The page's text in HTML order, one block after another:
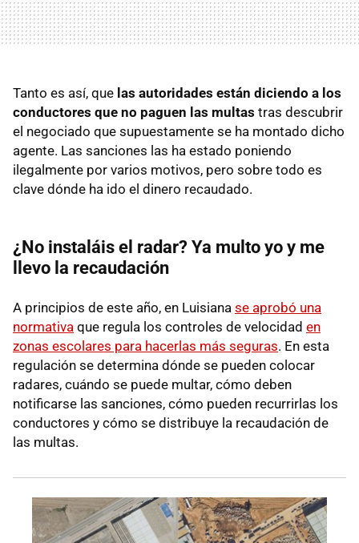
Tanto es así, que las autoridades están diciendo a los
conductores que no paguen las multas tras descubrir
el negociado que supuestamente se ha montado dicho
agente. Las sanciones las ha estado poniendo
ilegalmente por varios motivos, pero sobre todo es
clave dónde ha ido el dinero recaudado.
¿No instaláis el radar? Ya multo yo y me
llevo la recaudación
A principios de este año, en Luisiana se aprobó una
normativa que regula los controles de velocidad en
zonas escolares para hacerlas más seguras. En esta
regulación se determina dónde se pueden colocar
radares, cuándo se puede multar, cómo deben
notificarse las sanciones, cómo pueden recurrirlas los
conductores y cómo se distribuye la recaudación de
las multas.